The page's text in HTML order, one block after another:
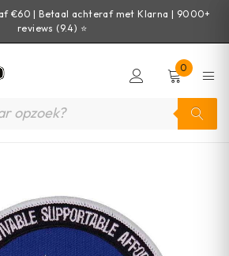
€60 | Betaal achteraf met Klarna | 9000+
reviews (9.4) ⭐
0